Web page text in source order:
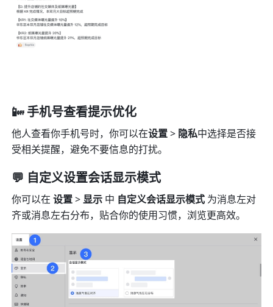
📴 手机号查看提示优化
他人查看你手机号时，你可以在设置 > 隐私中选择是否接
受相关提醒，避免不要信息的打扰。
💬 自定义设置会话显示模式
你可以在 设置 > 显示 中 自定义会话显示模式 为消息左对
齐或消息左右分布，贴合你的使用习惯，浏览更高效。